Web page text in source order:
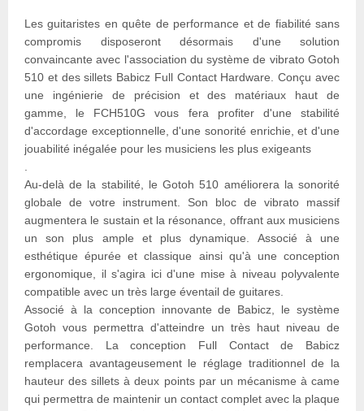
Les guitaristes en quête de performance et de fiabilité sans
compromis disposeront désormais d'une solution
convaincante avec l'association du système de vibrato Gotoh
510 et des sillets Babicz Full Contact Hardware. Conçu avec
une ingénierie de précision et des matériaux haut de
gamme, le FCH510G vous fera profiter d'une stabilité
d'accordage exceptionnelle, d'une sonorité enrichie, et d'une
jouabilité inégalée pour les musiciens les plus exigeants
Au-delà de la stabilité, le Gotoh 510 améliorera la sonorité
globale de votre instrument. Son bloc de vibrato massif
augmentera le sustain et la résonance, offrant aux musiciens
un son plus ample et plus dynamique. Associé à une
esthétique épurée et classique ainsi qu'à une conception
ergonomique, il s'agira ici d'une mise à niveau polyvalente
compatible avec un très large éventail de guitares.
Associé à la conception innovante de Babicz, le système
Gotoh vous permettra d'atteindre un très haut niveau de
performance. La conception Full Contact de Babicz
remplacera avantageusement le réglage traditionnel de la
hauteur des sillets à deux points par un mécanisme à came
qui permettra de maintenir un contact complet avec la plaque